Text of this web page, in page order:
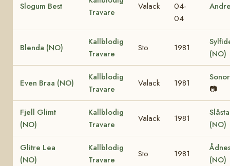
Slogum Best
Travare
Valack
04-
04
Blenda (NO)
Kallblodig
Travare
Sto 1981
(NO)
Even Braa (NO)
Kallblodig
Travare
Valack 1981
📷
Fjell Glimt
(NO)
Kallblodig
Travare
Valack 1981
(NO)
Glitre Lea
(NO)
Kallblodig
Travare
Sto 1981
(NO)